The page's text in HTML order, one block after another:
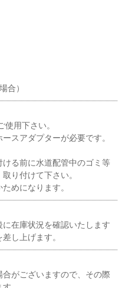
合）
用下さい。
スアダプターが必要です。
る前に水道配管中のゴミ等
り付けて下さい。
めになります。
在庫状況を確認いたします
し上げます。
がございますので、その際